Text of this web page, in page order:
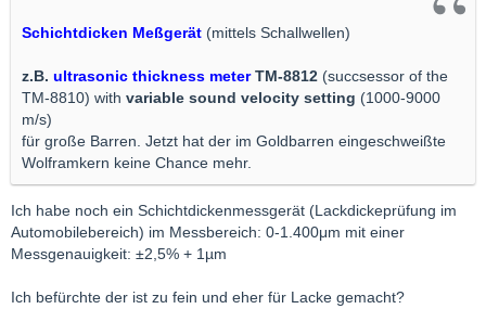
Schichtdicken Meßgerät (mittels Schallwellen)
z.B. ultrasonic thickness meterTM-8812 (succsessor of the
TM-8810) with variable sound velocity setting (1000-9000
m/s)
für große Barren. Jetzt hat der im Goldbarren eingeschweißte
Wolframkern keine Chance mehr.
Ich habe noch ein Schichtdickenmessgerät (Lackdickeprüfung im
Automobilebereich) im Messbereich: 0-1.400μm mit einer
Messgenauigkeit: ±2,5% + 1µm
Ich befürchte der ist zu fein und eher für Lacke gemacht?